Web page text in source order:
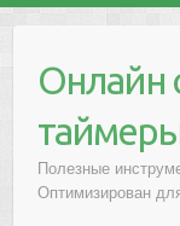
Онлайн
Полезные
Оптимизирован